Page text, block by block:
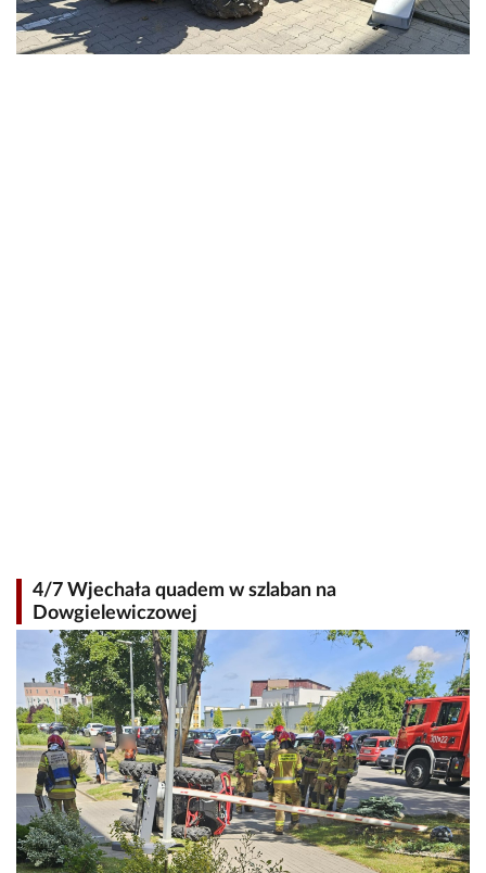
4/7 Wjechała quadem w szlaban na
Dowgielewiczowej